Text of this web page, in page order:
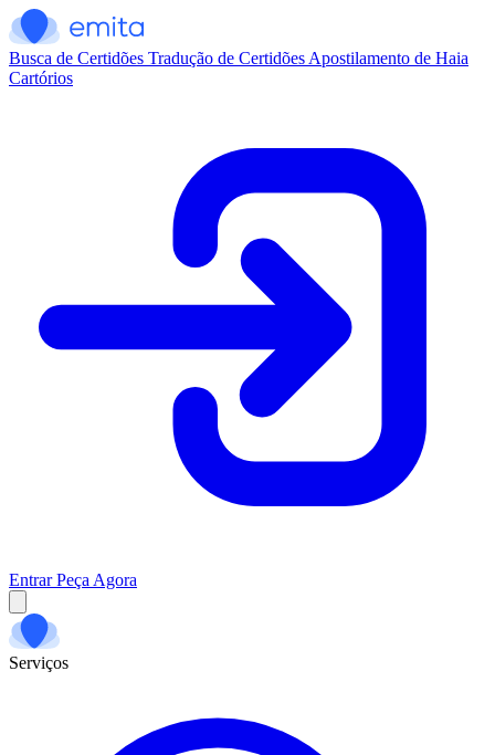
Busca de Certidões Tradução de Certidões Apostilamento de Haia
Cartórios
Entrar Peça Agora
Serviços